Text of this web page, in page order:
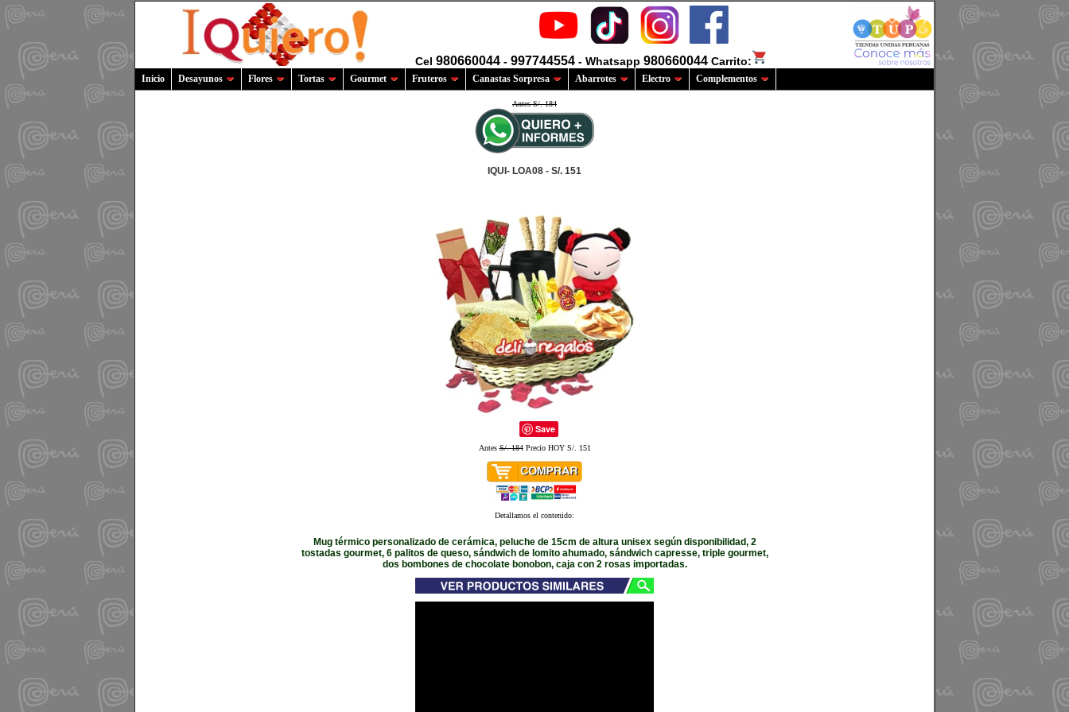
Cel 980660044 - 997744554 - Whatsapp 980660044 Carrito:
Inicio Desayunos Flores Tortas Gourmet Fruteros Canastas Sorpresa Abarrotes Electro Complementos
Antes S/. 184
IQUI- LOA08 - S/. 151
Save
AntesS/. 184Precio HOY S/. 151
Detallamos el contenido:
Mug térmico personalizado de cerámica, peluche de 15cm de altura unisex según disponibilidad, 2
tostadas gourmet, 6 palitos de queso, sándwich de lomito ahumado, sándwich capresse, triple gourmet,
dos bombones de chocolate bonobon, caja con 2 rosas importadas.